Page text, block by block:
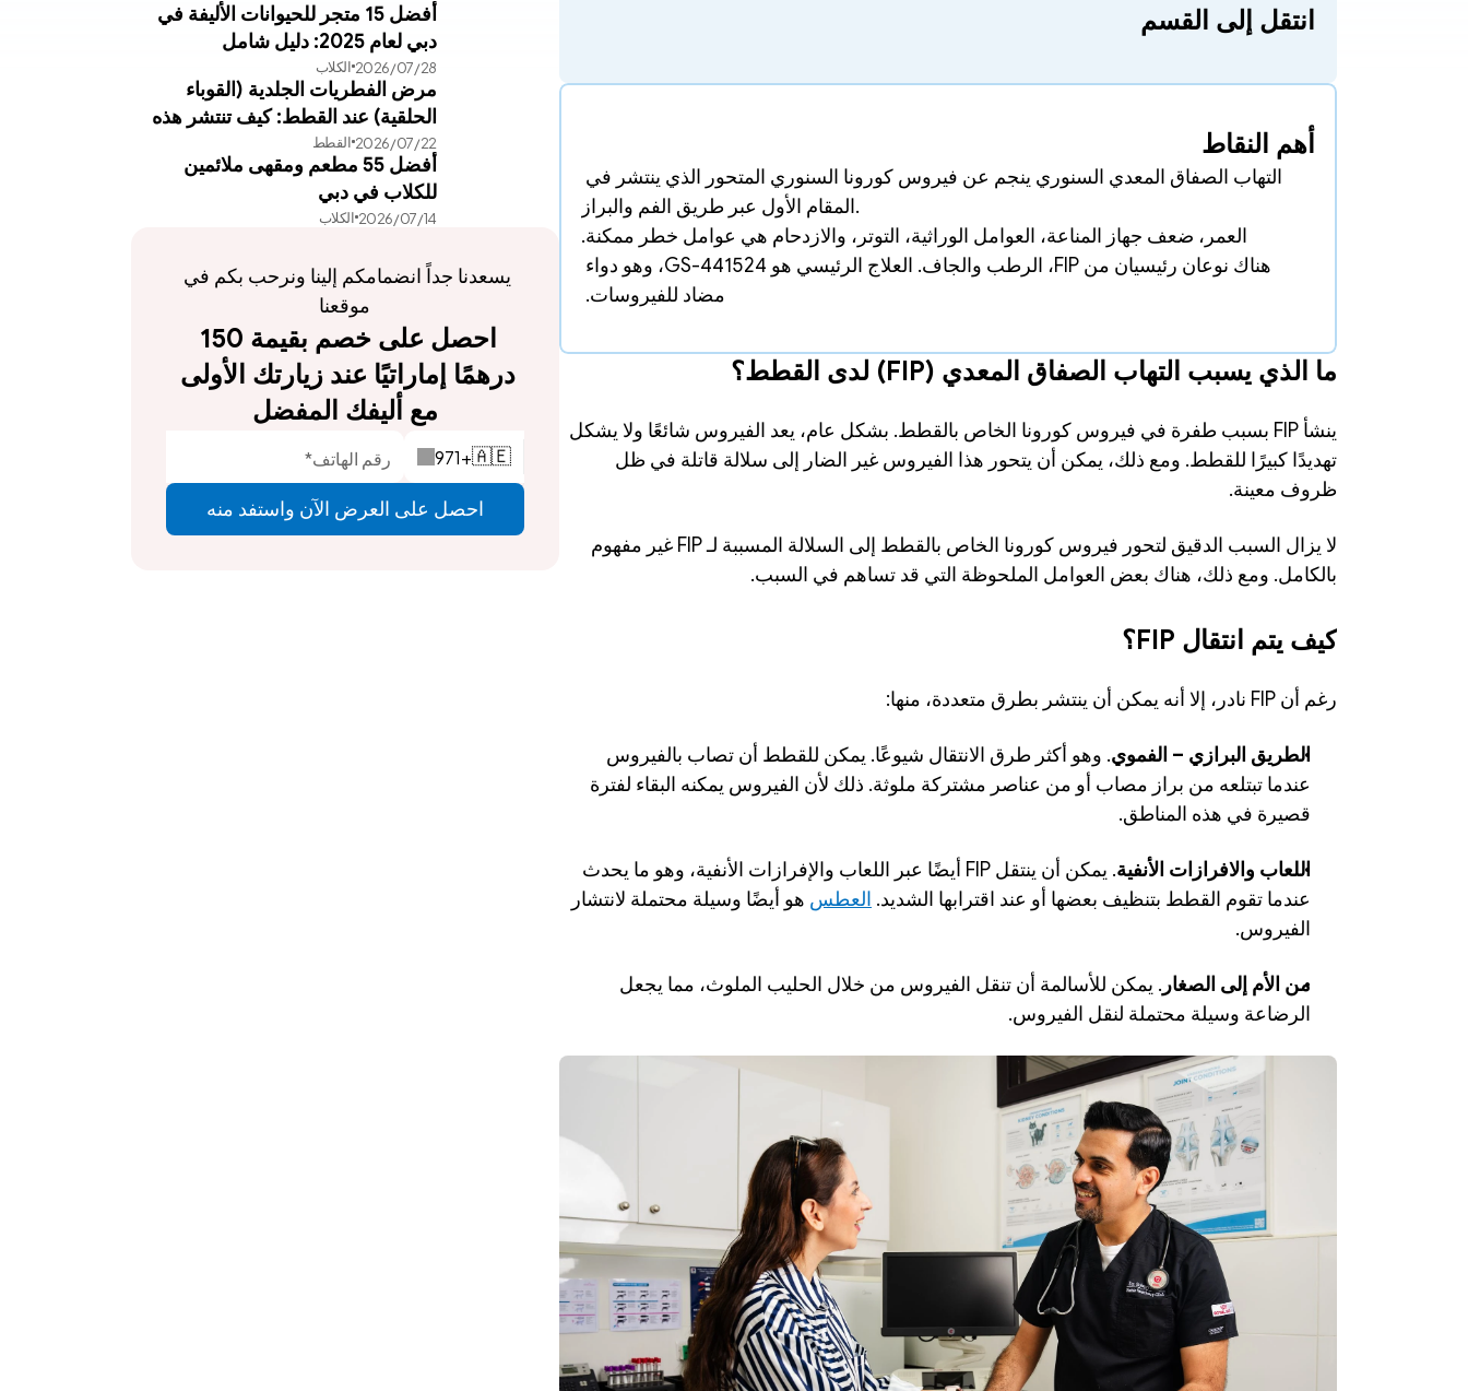
انتقل إلى القسم
أهم النقاط
المقام الأول عبر طريق الفم والبراز.
العمر، ضعف جهاز المناعة، العوامل الوراثية، التوتر، والازدحام هي عوامل خطر ممكنة.
مضاد للفيروسات.
ما الذي يسبب التهاب الصفاق المعدي (FIP) لدى القطط؟
ظروف معينة.
بالكامل. ومع ذلك، هناك بعض العوامل الملحوظة التي قد تساهم في السبب.
كيف يتم انتقال FIP؟
رغم أن FIP نادر، إلا أنه يمكن أن ينتشر بطرق متعددة، منها:
الطريق البرازي – الفموي
قصيرة في هذه المناطق.
اللعاب والافرازات الأنفية
عندما تقوم القطط بتنظيف بعضها أو عند اقترابها الشديد. العطس
الفيروس.
من الأم إلى الصغار
الرضاعة وسيلة محتملة لنقل الفيروس.
أفضل 15 متجر للحيوانات الأليفة في
دبي لعام 2025: دليل شامل
28‏/07‏/2026
الكلاب
مرض الفطريات الجلدية (القوباء
الحلقية) عند القطط: كيف تنتشر هذه
العدوى وطرق علاجها الفعالة
22‏/07‏/2026
القطط
أفضل 55 مطعم ومقهى ملائمين
للكلاب في دبي
14‏/07‏/2026
الكلاب
موقعنا
مع أليفك المفضل
🇦🇪
+
971
احصل على العرض الآن واستفد منه